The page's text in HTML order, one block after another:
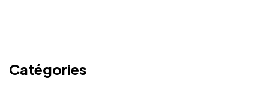
Catégories